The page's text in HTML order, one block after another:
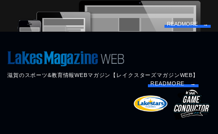
READMORE →
滋賀のスポーツ&教育情報WEBマガジン【レイクスターズマガジンWEB】
READMORE →